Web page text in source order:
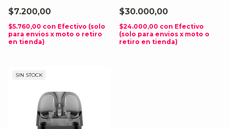
$7.200,00
$5.760,00 con Efectivo (solo
para envios x moto o retiro
en tienda)
$30.000,00
$24.000,00 con Efectivo
(solo para envios x moto o
retiro en tienda)
SIN STOCK